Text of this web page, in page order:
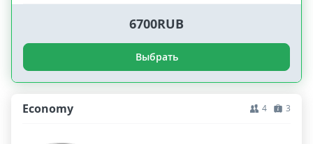
6700RUB
Выбрать
Economy 4 3